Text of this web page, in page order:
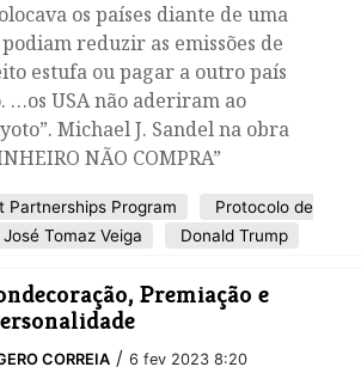
os países diante de uma
reduzir as emissões de
estufa ou pagar a outro país
…os USA não aderiram ao
Michael J. Sandel na obra
NÃO COMPRA”
Partnerships Program
Protocolo de
José Tomaz Veiga Donald Trump
Premiação e
CORREIA / 6 fev 2023 8:20